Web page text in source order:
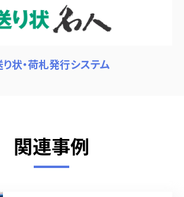
状・荷札発行システム
関連事例